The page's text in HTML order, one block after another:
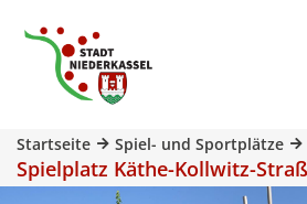
Startseite Spiel- und Sportplätze
Spielplatz Käthe-Kollwitz-